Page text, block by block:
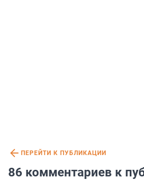
ПЕРЕЙТИ К ПУБЛИКАЦИИ
86 комментариев к